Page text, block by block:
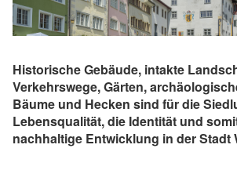
Historische Gebäude, intakte
Verkehrswege, Gärten,
Bäume und Hecken sind für die
Lebensqualität, die Identität und
nachhaltige Entwicklung in der Stadt